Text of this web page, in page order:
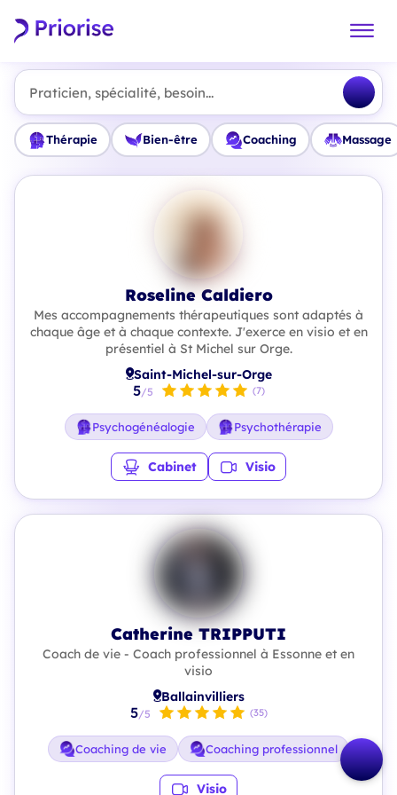
Praticien, spécialité, besoin...
Thérapie Bien-être Coaching Massage
Roseline Caldiero
Mes accompagnements thérapeutiques sont adaptés à
chaque âge et à chaque contexte. J'exerce en visio et en
présentiel à St Michel sur Orge.
Saint-Michel-sur-Orge
5/5 (7)
Psychogénéalogie Psychothérapie
Cabinet Visio
Catherine TRIPPUTI
Coach de vie - Coach professionnel à Essonne et en
visio
Ballainvilliers
5/5 (35)
Coaching de vie Coaching professionnel
Visio